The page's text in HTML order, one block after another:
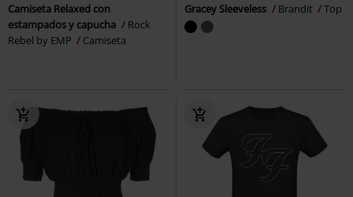
Camiseta Relaxed con
estampados y capucha
Rock
Rebel by EMP
Camiseta
Gracey Sleeveless Brandit Top